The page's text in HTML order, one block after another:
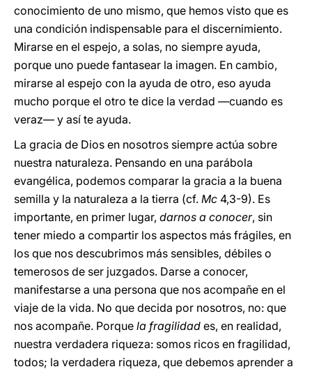
conocimiento de uno mismo, que hemos visto que es
una condición indispensable para el discernimiento.
Mirarse en el espejo, a solas, no siempre ayuda,
porque uno puede fantasear la imagen. En cambio,
mirarse al espejo con la ayuda de otro, eso ayuda
mucho porque el otro te dice la verdad —cuando es
veraz— y así te ayuda.
La gracia de Dios en nosotros siempre actúa sobre
nuestra naturaleza. Pensando en una parábola
evangélica, podemos comparar la gracia a la buena
semilla y la naturaleza a la tierra (cf. Mc 4,3-9). Es
importante, en primer lugar, darnos a conocer, sin
tener miedo a compartir los aspectos más frágiles, en
los que nos descubrimos más sensibles, débiles o
temerosos de ser juzgados. Darse a conocer,
manifestarse a una persona que nos acompañe en el
viaje de la vida. No que decida por nosotros, no: que
nos acompañe. Porque la fragilidad es, en realidad,
nuestra verdadera riqueza: somos ricos en fragilidad,
todos; la verdadera riqueza, que debemos aprender a